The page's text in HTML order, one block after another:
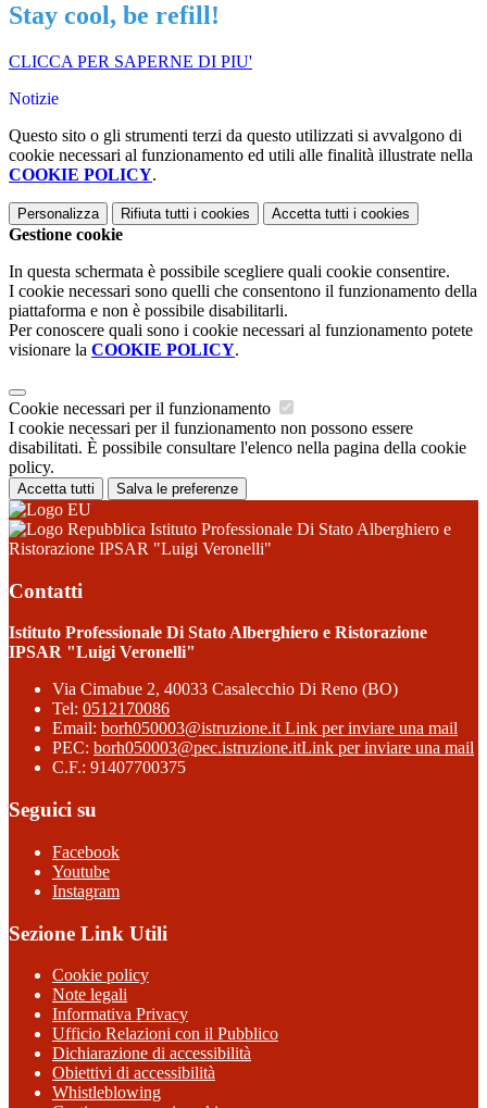
Stay cool, be refill!
CLICCA PER SAPERNE DI PIU'
Notizie
Questo sito o gli strumenti terzi da questo utilizzati si avvalgono di
cookie necessari al funzionamento ed utili alle finalità illustrate nella
COOKIE POLICY.
Personalizza Rifiuta tutti i cookies Accetta tutti i cookies
Gestione cookie
In questa schermata è possibile scegliere quali cookie consentire.
I cookie necessari sono quelli che consentono il funzionamento della
piattaforma e non è possibile disabilitarli.
Per conoscere quali sono i cookie necessari al funzionamento potete
visionare la COOKIE POLICY.
Cookie necessari per il funzionamento
I cookie necessari per il funzionamento non possono essere
disabilitati. È possibile consultare l'elenco nella pagina della cookie
policy.
Accetta tutti Salva le preferenze
Istituto Professionale Di Stato Alberghiero e
Ristorazione IPSAR "Luigi Veronelli"
Contatti
Istituto Professionale Di Stato Alberghiero e Ristorazione
IPSAR "Luigi Veronelli"
Via Cimabue 2, 40033 Casalecchio Di Reno (BO)
Tel: 0512170086
Email: borh050003@istruzione.itLink per inviare una mail
PEC: borh050003@pec.istruzione.itLink per inviare una mail
C.F.: 91407700375
Seguici su
Facebook
Youtube
Instagram
Sezione Link Utili
Cookie policy
Note legali
Informativa Privacy
Ufficio Relazioni con il Pubblico
Dichiarazione di accessibilità
Obiettivi di accessibilità
Whistleblowing